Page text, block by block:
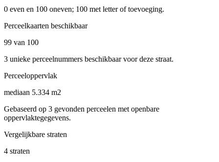
0 even en 100 oneven; 100 met letter of toevoeging.
Perceelkaarten beschikbaar
99 van 100
3 unieke perceelnummers beschikbaar voor deze straat.
Perceeloppervlak
mediaan 5.334 m2
Gebaseerd op 3 gevonden perceelen met openbare
oppervlaktegegevens.
Vergelijkbare straten
4 straten